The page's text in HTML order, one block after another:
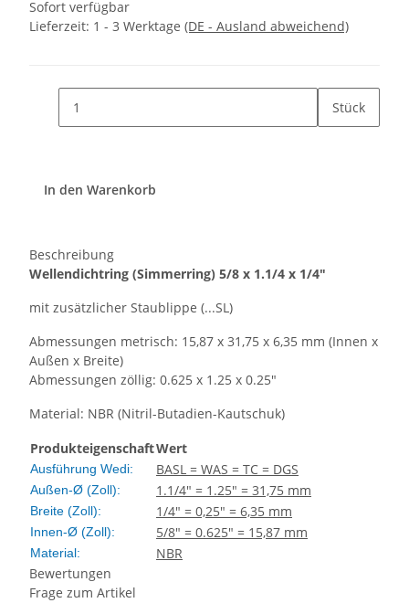
Sofort verfügbar
Lieferzeit: 1 - 3 Werktage (DE - Ausland abweichend)
Stück
In den Warenkorb
Beschreibung
Wellendichtring (Simmerring) 5/8 x 1.1/4 x 1/4"
mit zusätzlicher Staublippe (...SL)
Abmessungen metrisch: 15,87 x 31,75 x 6,35 mm (Innen x
Außen x Breite)
Abmessungen zöllig: 0.625 x 1.25 x 0.25"
Material: NBR (Nitril-Butadien-Kautschuk)
ProdukteigenschaftWert
Ausführung Wedi: BASL = WAS = TC = DGS
Außen-Ø (Zoll): 1.1/4" = 1.25" = 31,75 mm
Breite (Zoll): 1/4" = 0,25" = 6,35 mm
Innen-Ø (Zoll): 5/8" = 0.625" = 15,87 mm
Material:
NBR
Bewertungen
Frage zum Artikel